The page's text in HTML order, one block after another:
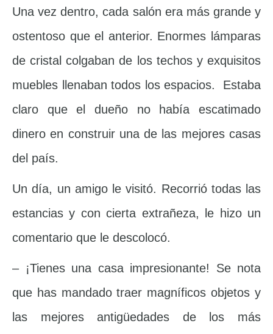
Una vez dentro, cada salón era más grande y
ostentoso que el anterior. Enormes lámparas
de cristal colgaban de los techos y exquisitos
muebles llenaban todos los espacios. Estaba
claro que el dueño no había escatimado
dinero en construir una de las mejores casas
del país.
Un día, un amigo le visitó. Recorrió todas las
estancias y con cierta extrañeza, le hizo un
comentario que le descolocó.
– ¡Tienes una casa impresionante! Se nota
que has mandado traer magníficos objetos y
las mejores antigüedades de los más